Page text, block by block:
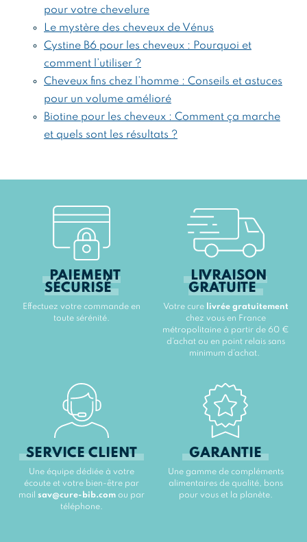
pour votre chevelure
Le mystère des cheveux de Vénus
Cystine B6 pour les cheveux : Pourquoi et
comment l’utiliser ?
Cheveux fins chez l’homme : Conseils et astuces
pour un volume amélioré
Biotine pour les cheveux : Comment ça marche
et quels sont les résultats ?
PAIEMENT
SÉCURISÉ
Effectuez votre commande en
toute sérénité.
LIVRAISON
GRATUITE
Votre cure
livrée gratuitement
chez vous en France
métropolitaine à partir de 60 €
d’achat ou en point relais sans
minimum d’achat.
SERVICE CLIENT
Une équipe dédiée à votre
écoute et votre bien-être par
mail sav@cure-bib.com ou par
téléphone.
GARANTIE
Une gamme de compléments
alimentaires de qualité, bons
pour vous et la planète.